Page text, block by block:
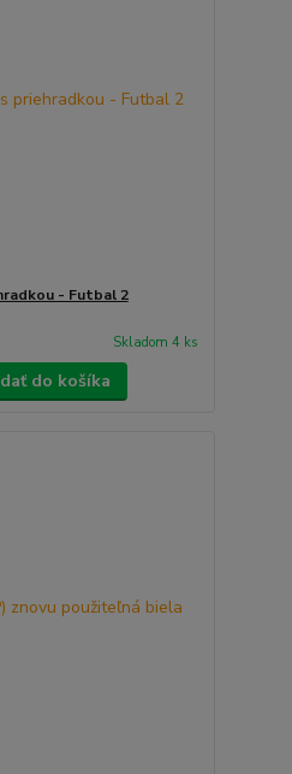
- Futbal 2
Skladom 4 ks
do košíka